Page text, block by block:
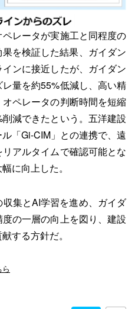
レータが実施工と同程度の
を検証した結果、ガイダン
ンに接近したが、ガイダン
量を約55%低減し、高い精
ペレータの判断時間を短縮
減できたという。五洋建設
「Gi-CIM」との連携で、遠
アルタイムで確認可能とな
に向上した。
集とAI学習を進め、ガイダ
の一層の向上を図り、建設
する方針だ。